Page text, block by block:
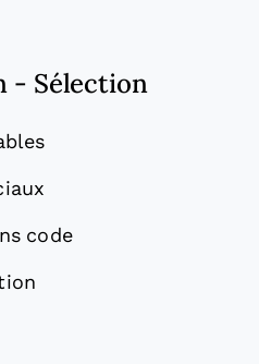
- Sélection
code